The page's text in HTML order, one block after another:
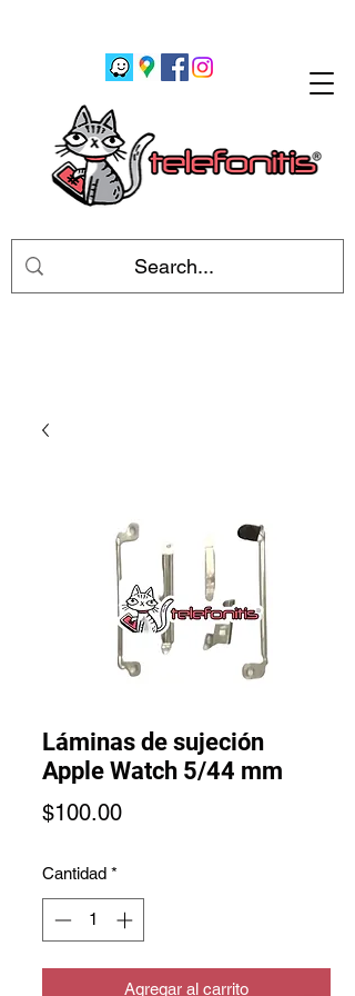
Láminas de sujeción
Apple Watch 5/44 mm
$100.00Precio
Cantidad *
Agregar al carrito